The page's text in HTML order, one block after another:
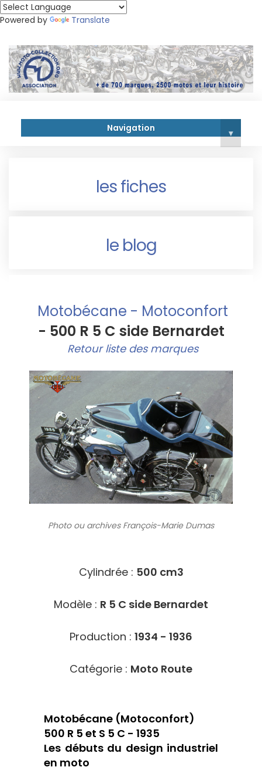
Powered by Translate
Navigation ▾
les fiches
le blog
Motobécane - Motoconfort
- 500 R 5 C side Bernardet
Retour liste des marques
Photo ou archivesFrançois-Marie Dumas
Cylindrée : 500 cm3
Modèle : R 5 C side Bernardet
Production : 1934 - 1936
Catégorie : Moto Route
Motobécane (Motoconfort)
500 R 5 et S 5 C - 1935
Les débuts du design industriel
en moto